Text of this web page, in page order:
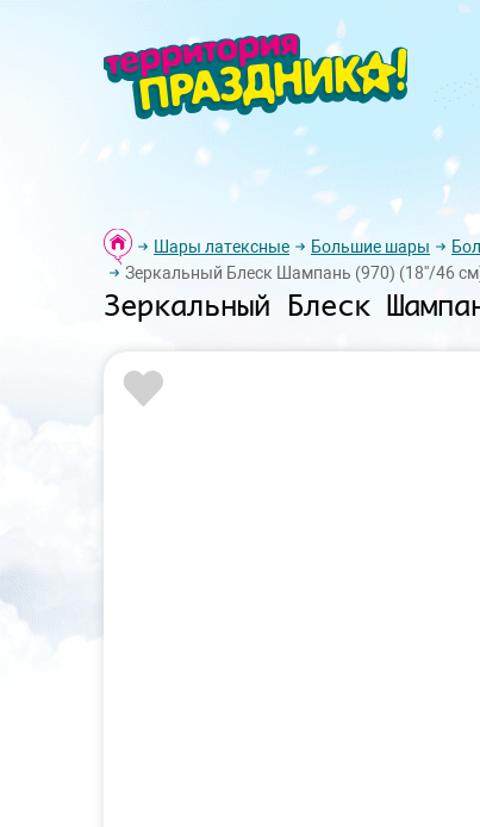
Шары латексные Большие шары
Зеркальный Блеск Шампань (970) (18''/46
Зеркальный Блеск